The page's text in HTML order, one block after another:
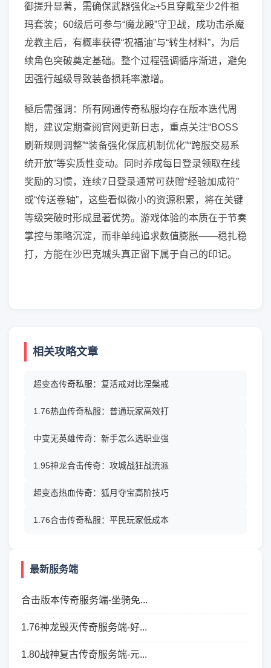
御提升显著，需确保武器强化≥+5且穿戴至少2件祖
玛套装；60级后可参与“魔龙殿”守卫战，成功击杀魔
龙教主后，有概率获得“祝福油”与“转生材料”，为后
续角色突破奠定基础。整个过程强调循序渐进，避免
因强行越级导致装备损耗率激增。
極后需强调：所有网通传奇私服均存在版本迭代周
期，建议定期查阅官网更新日志，重点关注“BOSS
刷新规则调整”“装备强化保底机制优化”“跨服交易系
统开放”等实质性变动。同时养成每日登录领取在线
奖励的习惯，连续7日登录通常可获赠“经验加成符”
或“传送卷轴”，这些看似微小的资源积累，将在关键
等级突破时形成显著优势。游戏体验的本质在于节奏
掌控与策略沉淀，而非单纯追求数值膨胀——稳扎稳
打，方能在沙巴克城头真正留下属于自己的印记。
相关攻略文章
超变态传奇私服：复活戒对比涅槃戒
1.76热血传奇私服：普通玩家高效打
中变无英雄传奇：新手怎么选职业强
1.95神龙合击传奇：攻城战狂战流派
超变态热血传奇：狐月夺宝高阶技巧
1.76合击传奇私服：平民玩家低成本
最新服务端
合击版本传奇服务端-坐骑免...
1.76神龙毁灭传奇服务端-好...
1.80战神复古传奇服务端-元...